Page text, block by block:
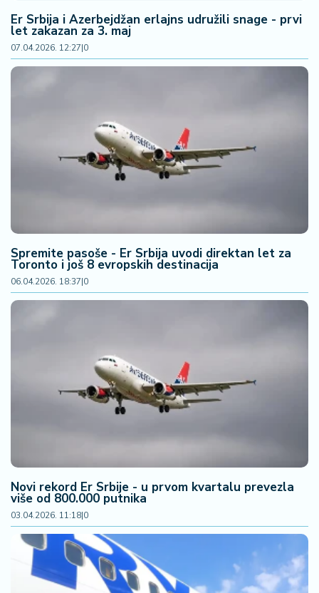
Er Srbija i Azerbejdžan erlajns udružili snage - prvi
let zakazan za 3. maj
07.04.2026. 12:27|0
Spremite pasoše - Er Srbija uvodi direktan let za
Toronto i još 8 evropskih destinacija
06.04.2026. 18:37|0
Novi rekord Er Srbije - u prvom kvartalu prevezla
više od 800.000 putnika
03.04.2026. 11:18|0